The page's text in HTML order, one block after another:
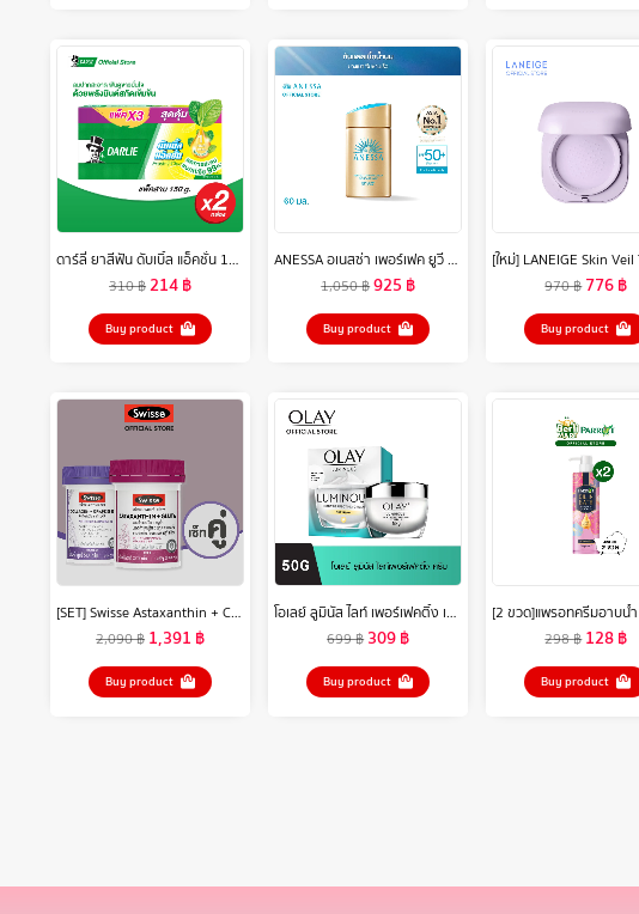
ดาร์ลี่ ยาสีฟัน ดับเบิ้ล แอ็คชั่น 150 กรัม [แพ็ค 3] 2 กล่อง
310฿214฿
Buy product
ANESSA อเนสซ่า เพอร์เฟค ยูวี ซันสกรีน สกินแคร์ มิลค์ NA SPF50+ PA++++ 60 มล. (กันแดดเนื้อน้ำนม บางเบาสบายผิว)
1,050฿925 ฿
Buy product
970฿ 776฿
Buy product
[SET] Swisse Astaxanthin + Collagen สวิสเซ เซทผิวไบร์ท อิ่มฟู กระชับ
2,090฿ 1,391 ฿
Buy product
โอเลย์ ลูมินัส ไลท์ เพอร์เฟคติ้ง เดย์ครีม 50 กรัม. ไนอะซินาไมด์ กระจ่างใส สกินแคร์ Olay Luminous Light Perfecting Day SPF 15 PA++ 50G
699฿ 309฿
Buy product
298฿ 128฿
Buy product